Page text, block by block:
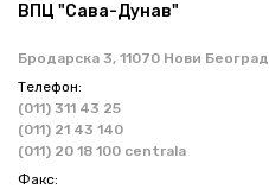
ВПЦ "Сава-Дунав"
Бродарска 3, 11070 Нови Београд
Телефон:
(011) 311 43 25
(011) 21 43 140
(011) 20 18 100 centrala
Факс: